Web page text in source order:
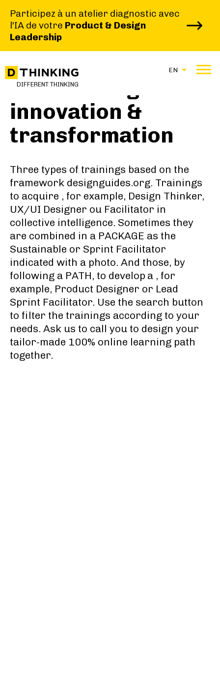
Participez à un atelier diagnostic avec
l'IA de votre Product & Design
Leadership
DIFFERENT THINKING
EN
Our trainings in
innovation &
transformation
Three types of trainings based on the
framework designguides.org. Trainings
to acquire , for example, Design Thinker,
UX/UI Designer ou Facilitator in
collective intelligence. Sometimes they
are combined in a PACKAGE as the
Sustainable or Sprint Facilitator
indicated with a photo. And those, by
following a PATH, to develop a , for
example, Product Designer or Lead
Sprint Facilitator. Use the search button
to filter the trainings according to your
needs. Ask us to call you to design your
tailor-made 100% online learning path
together.